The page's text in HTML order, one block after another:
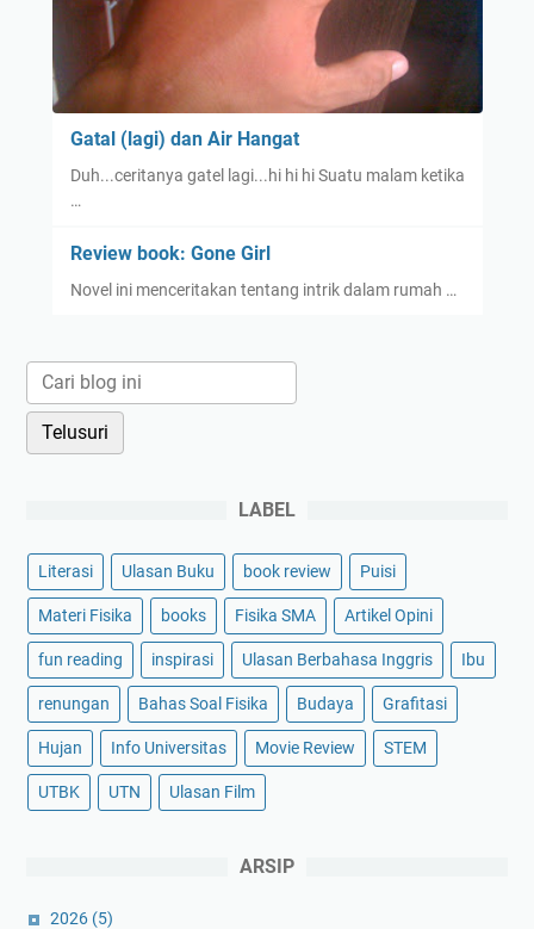
Gatal (lagi) dan Air Hangat
Duh...ceritanya gatel lagi...hi hi hi Suatu malam ketika
…
Review book: Gone Girl
Novel ini menceritakan tentang intrik dalam rumah …
LABEL
Literasi Ulasan Buku book review Puisi
Materi Fisika books Fisika SMA Artikel Opini
fun reading inspirasi Ulasan Berbahasa Inggris Ibu
renungan Bahas Soal Fisika Budaya Grafitasi
Hujan Info Universitas Movie Review STEM
UTBK UTN Ulasan Film
ARSIP
2026 (5)